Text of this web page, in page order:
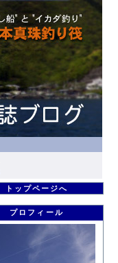
トップページへ
プロフィール